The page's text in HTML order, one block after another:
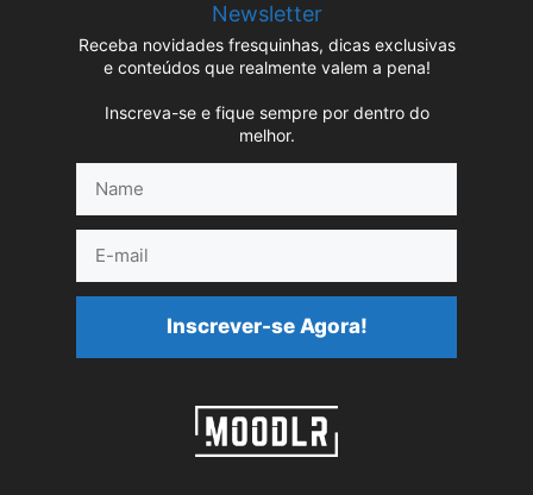
Newsletter
Receba novidades fresquinhas, dicas exclusivas
e conteúdos que realmente valem a pena!
Inscreva-se e fique sempre por dentro do
melhor.
mail
Inscrever-se Agora!